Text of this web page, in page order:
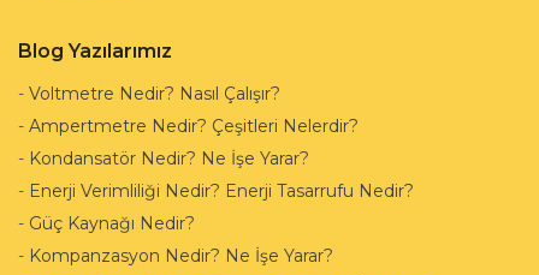
Blog Yazılarımız
- Voltmetre Nedir? Nasıl Çalışır?
- Ampertmetre Nedir? Çeşitleri Nelerdir?
- Kondansatör Nedir? Ne İşe Yarar?
- Enerji Verimliliği Nedir? Enerji Tasarrufu Nedir?
- Güç Kaynağı Nedir?
- Kompanzasyon Nedir? Ne İşe Yarar?